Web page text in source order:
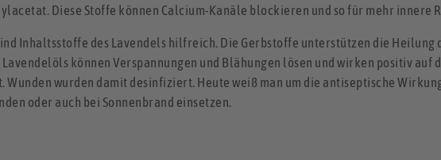
Diese Stoffe können Calcium-Kanäle blockieren und so für mehr innere
Inhaltsstoffe des Lavendels hilfreich. Die Gerbstoffe unterstützen die Heilung
können Verspannungen und Blähungen lösen und wirken positiv
wurden damit desinfiziert. Heute weiß man um die antiseptische
oder auch bei Sonnenbrand einsetzen.